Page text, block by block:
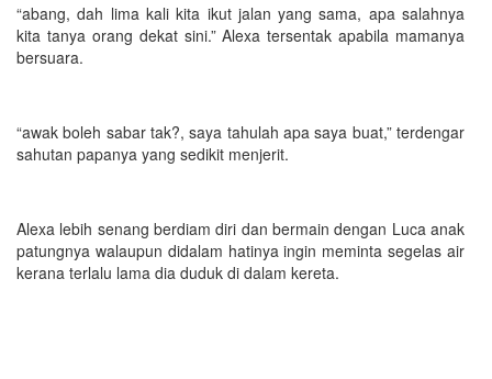
“abang, dah lima kali kita ikut jalan yang sama, apa salahnya
kita tanya orang dekat sini.” Alexa tersentak apabila mamanya
bersuara.
“awak boleh sabar tak?, saya tahulah apa saya buat,” terdengar
sahutan papanya yang sedikit menjerit.
Alexa lebih senang berdiam diri dan bermain dengan Luca anak
patungnya walaupun didalam hatinya ingin meminta segelas air
kerana terlalu lama dia duduk di dalam kereta.